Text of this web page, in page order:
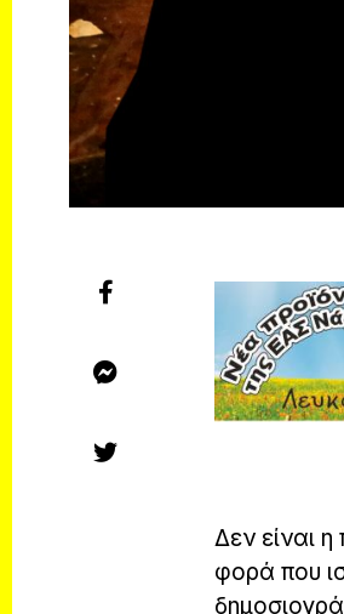
Δεν είναι
φορά που